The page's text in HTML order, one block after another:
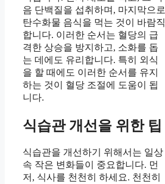
음 단백질을 섭취하며, 마지막으로
탄수화물 음식을 먹는 것이 바람직
합니다. 이러한 순서는 혈당의 급
격한 상승을 방지하고, 소화를 돕
는 데에도 유리합니다. 특히 외식
을 할 때에도 이러한 순서를 유지
하는 것이 혈당 조절에 도움이 됩
니다.
식습관 개선을 위한 팁
식습관을 개선하기 위해서는 일상
속 작은 변화들이 중요합니다. 먼
저, 식사를 천천히 하세요. 천천히